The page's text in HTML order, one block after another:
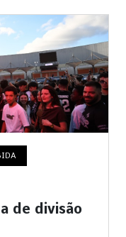
de divisão